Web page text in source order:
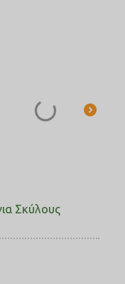
Σκύλους